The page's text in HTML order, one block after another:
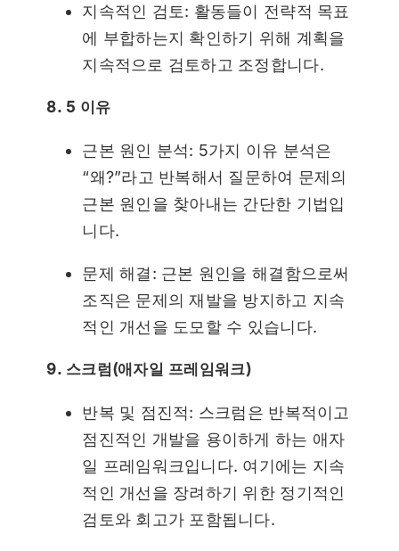
지속적인 검토: 활동들이 전략적 목표
에 부합하는지 확인하기 위해 계획을
지속적으로 검토하고 조정합니다.
8. 5 이유
근본 원인 분석: 5가지 이유 분석은
“왜?”라고 반복해서 질문하여 문제의
근본 원인을 찾아내는 간단한 기법입
니다.
문제 해결: 근본 원인을 해결함으로써
조직은 문제의 재발을 방지하고 지속
적인 개선을 도모할 수 있습니다.
9. 스크럼(애자일 프레임워크)
반복 및 점진적: 스크럼은 반복적이고
점진적인 개발을 용이하게 하는 애자
일 프레임워크입니다. 여기에는 지속
적인 개선을 장려하기 위한 정기적인
검토와 회고가 포함됩니다.